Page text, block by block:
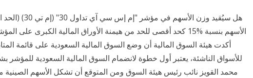
هل سيُقيد وزن
الأسهم بنسبة %15 كحد أقصى للحد من هيمنة الأوراق المالية الكبرى
أكدت هيئة السوق المالية أن وضع السوق المالية السعودية على قائمة